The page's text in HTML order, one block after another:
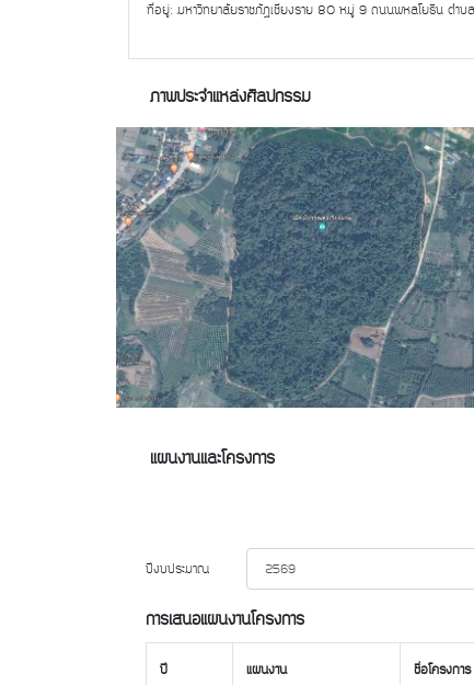
ที่อยู่: มหาวิทยาลัยราชภัฏเชียงราย 80 หมู่ 9 ถนนพหลโยธิน ตำบ
ภาพประจำแหล่งศิลปกรรม
แผนงานและโครงการ
ปีงบประมาณ
การเสนอแผนงานโครงการ
ปี แผนงาน ชื่อโครงการ